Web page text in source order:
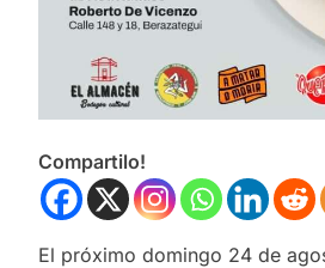
Compartilo!
El próximo domingo 24 de